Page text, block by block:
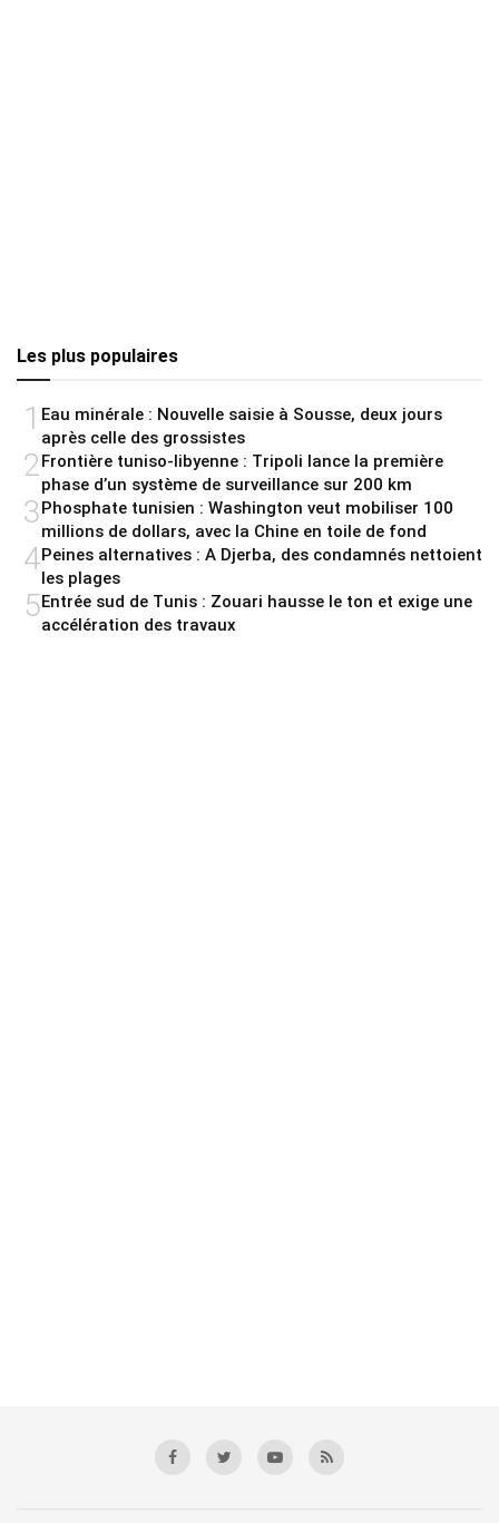
Les plus populaires
1 Eau minérale : Nouvelle saisie à Sousse, deux jours
après celle des grossistes
2 Frontière tuniso-libyenne : Tripoli lance la première
phase d’un système de surveillance sur 200 km
3Phosphate tunisien : Washington veut mobiliser 100
millions de dollars, avec la Chine en toile de fond
4Peines alternatives : A Djerba, des condamnés nettoient
les plages
5Entrée sud de Tunis : Zouari hausse le ton et exige une
accélération des travaux